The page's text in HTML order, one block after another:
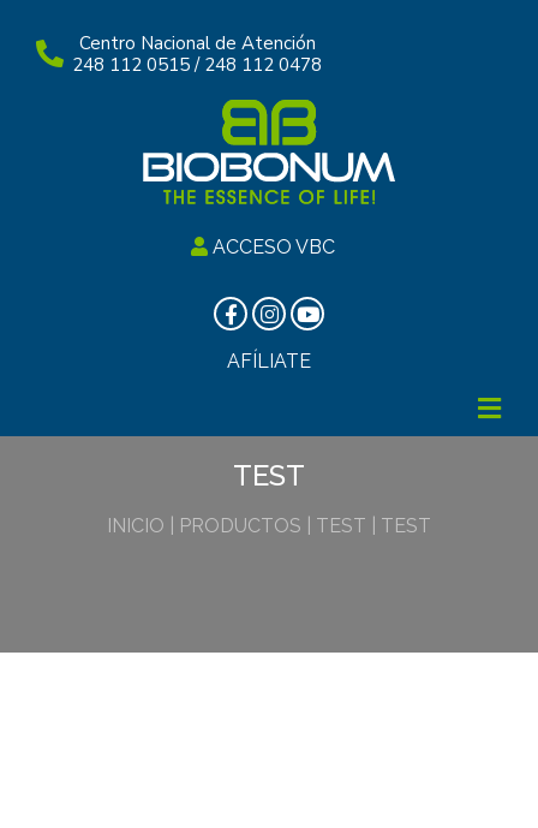
Centro Nacional de Atención
248 112 0515 / 248 112 0478
ACCESO VBC
AFÍLIATE
TEST
INICIO | PRODUCTOS | TEST | TEST